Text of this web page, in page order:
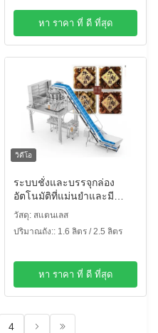
หา ราคา ที่ ดี ที่สุด
วิดีโอ
ระบบชั่งและบรรจุกล่อง
อัตโนมัติที่แม่นยําและมี
ประสิทธิภาพ สําหรับสเต็กริ
เบย์
วัสดุ: สแตนเลส
ปริมาณถัง:: 1.6 ลิตร / 2.5 ลิตร
หา ราคา ที่ ดี ที่สุด
4